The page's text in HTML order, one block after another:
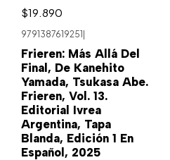
$19.890
9791387619251
Frieren: Más Allá Del
Final, De Kanehito
Yamada, Tsukasa Abe.
Frieren, Vol. 13.
Editorial Ivrea
Argentina, Tapa
Blanda, Edición 1 En
Español, 2025